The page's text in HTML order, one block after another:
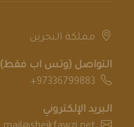
مملكة البحرين
التواصل (وتس اب فقط)
+97336799883
البريد الإلكتروني